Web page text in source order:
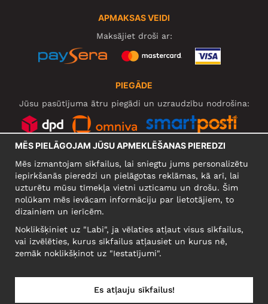
APMAKSAS VEIDI
Maksājiet droši ar:
PIEGĀDE
Jūsu pasūtījuma ātru piegādi un uzraudzību nodrošina:
UZŅĒMUMS
Narva mnt 5, EE-10117 Tallinn
Reg: 12356245
Uzmanību! Nesūtiet preces atpakaļ uz šo adresi!
MĒS PIELĀGOJAM JŪSU APMEKLĒŠANAS PIEREDZI
Mēs izmantojam sīkfailus, lai sniegtu jums personalizētu
iepirkšanās pieredzi un pielāgotas reklāmas, kā arī, lai
uzturētu mūsu tīmekļa vietni uzticamu un drošu. Šim
nolūkam mēs ievācam informāciju par lietotājiem, to
dizainiem un ierīcēm.
Noklikšķiniet uz "Labi", ja vēlaties atļaut visus sīkfailus,
vai izvēlēties, kurus sīkfailus atļausiet un kurus nē,
zemāk noklikšķinot uz "Iestatījumi".
Es atļauju sīkfailus!